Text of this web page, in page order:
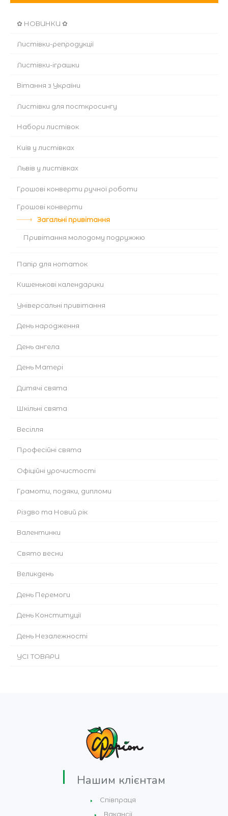
✿ НОВИНКИ ✿
Листівки-репродукції
Листівки-іграшки
Вітання з України
Листівки для посткросингу
Набори листівок
Київ у листівках
Львів у листівках
Грошові конверти ручної роботи
Грошові конверти
Загальні привітання
Привітання молодому подружжю
Папір для нотаток
Кишенькові календарики
Універсальні привітання
День народження
День ангела
День Матері
Дитячі свята
Шкільні свята
Весілля
Професійні свята
Офіційні урочистості
Грамоти, подяки, дипломи
Різдво та Новий рік
Валентинки
Cвято весни
Великдень
День Перемоги
День Конституції
День Незалежності
УСІ ТОВАРИ
Нашим клієнтам
Співпраця
Вакансії